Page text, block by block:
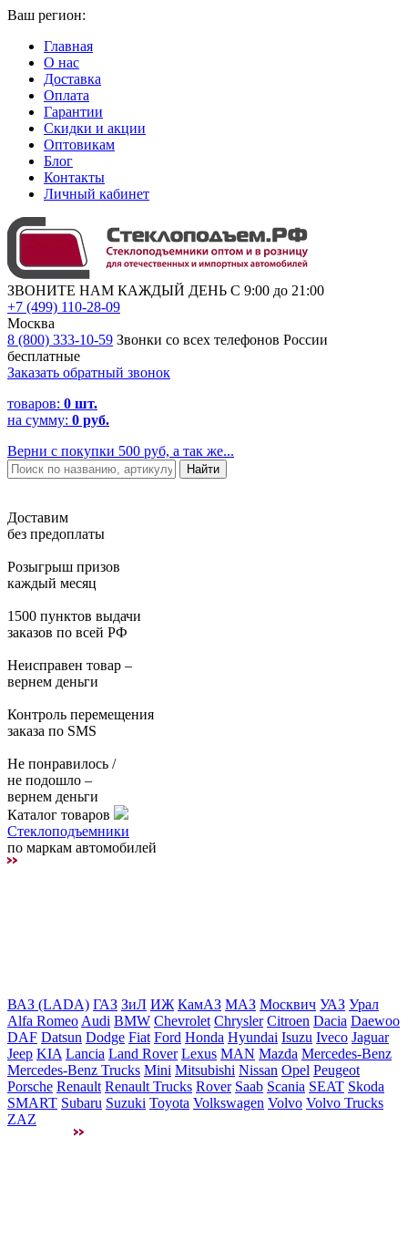
Ваш регион:
Главная
О нас
Доставка
Оплата
Гарантии
Скидки и акции
Оптовикам
Блог
Контакты
Личный кабинет
ЗВОНИТЕ НАМ КАЖДЫЙ ДЕНЬ С 9:00 до 21:00
+7 (499) 110-28-09
Москва
8 (800) 333-10-59 Звонки со всех телефонов России
бесплатные
Заказать обратный звонок
товаров: 0 шт.
на сумму: 0 руб.
Верни с покупки 500 руб, а так же...
Доставим
без предоплаты
Розыгрыш призов
каждый месяц
1500 пунктов выдачи
заказов по всей РФ
Неисправен товар –
вернем деньги
Контроль перемещения
заказа по SMS
Не понравилось /
не подошло –
вернем деньги
Каталог товаров
Стеклоподъемники
по маркам автомобилей
ВАЗ (LADA) ГАЗ ЗиЛ ИЖ КамАЗ МАЗ Москвич УАЗ Урал
Alfa Romeo Audi BMW Chevrolet Chrysler Citroen Dacia Daewoo
DAF Datsun Dodge Fiat Ford Honda Hyundai Isuzu Iveco Jaguar
Jeep KIA Lancia Land Rover Lexus MAN Mazda Mercedes-Benz
Mercedes-Benz Trucks Mini Mitsubishi Nissan Opel Peugeot
Porsche Renault Renault Trucks Rover Saab Scania SEAT Skoda
SMART Subaru Suzuki Toyota Volkswagen Volvo Volvo Trucks
ZAZ